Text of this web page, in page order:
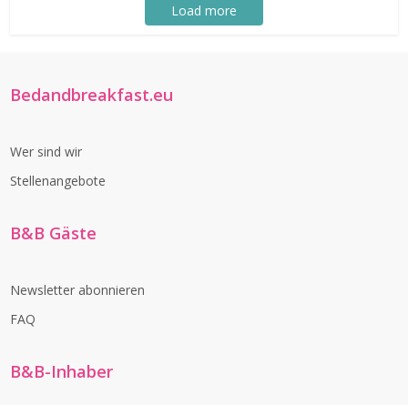
Load more
Bedandbreakfast.eu
Wer sind wir
Stellenangebote
B&B Gäste
Newsletter abonnieren
FAQ
B&B-Inhaber